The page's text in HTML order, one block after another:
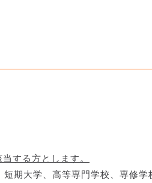
する方とします。
期大学、高等専門学校、専修